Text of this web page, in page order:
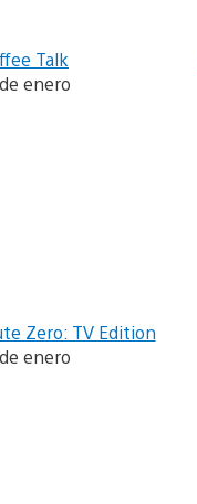
Talk
enero
Zero: TV Edition
enero